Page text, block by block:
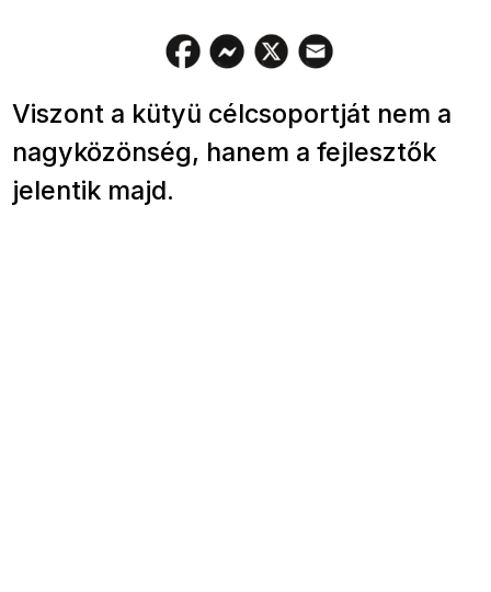
Viszont a kütyü célcsoportját nem a
nagyközönség, hanem a fejlesztők
jelentik majd.